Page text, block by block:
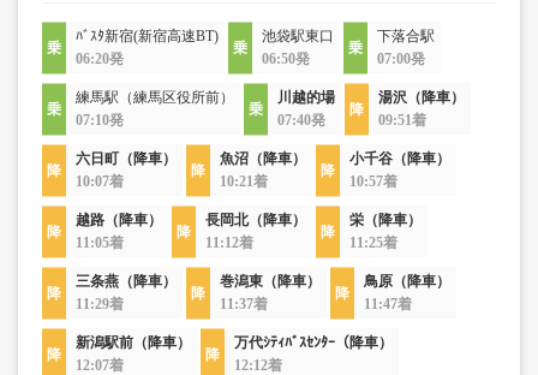
ﾊﾞｽﾀ新宿(新宿高速BT)
06:20発
池袋駅東口
06:50発
下落合駅
07:00発
練馬駅（練馬区役所前）
07:10発
川越的場
07:40発
湯沢（降車）
09:51着
六日町（降車）
10:07着
魚沼（降車）
10:21着
小千谷（降車）
10:57着
越路（降車）
11:05着
長岡北（降車）
11:12着
栄（降車）
11:25着
三条燕（降車）
11:29着
巻潟東（降車）
11:37着
鳥原（降車）
11:47着
新潟駅前（降車）
12:07着
万代ｼﾃｨﾊﾞｽｾﾝﾀｰ（降車）
12:12着